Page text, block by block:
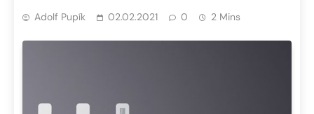
Adolf Pupík 02.02.2021 0 2 Mins